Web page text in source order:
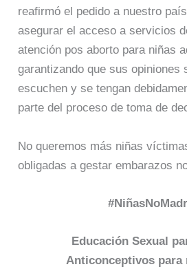
reafirmó el pedido a nuestro
asegurar el acceso a servicios
atención pos aborto para niñas
garantizando que sus opiniones
escuchen y se tengan
parte del proceso de toma de
No queremos más niñas
obligadas a gestar embarazos
Educación Sexual
Anticonceptivos para